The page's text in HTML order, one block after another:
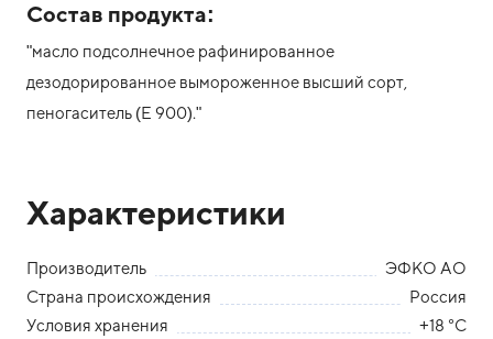
Состав продукта:
"масло подсолнечное рафинированное
дезодорированное вымороженное высший сорт,
пеногаситель (Е 900)."
Характеристики
Производитель
ЭФКО АО
Страна происхождения
Россия
Условия хранения
+18 °С